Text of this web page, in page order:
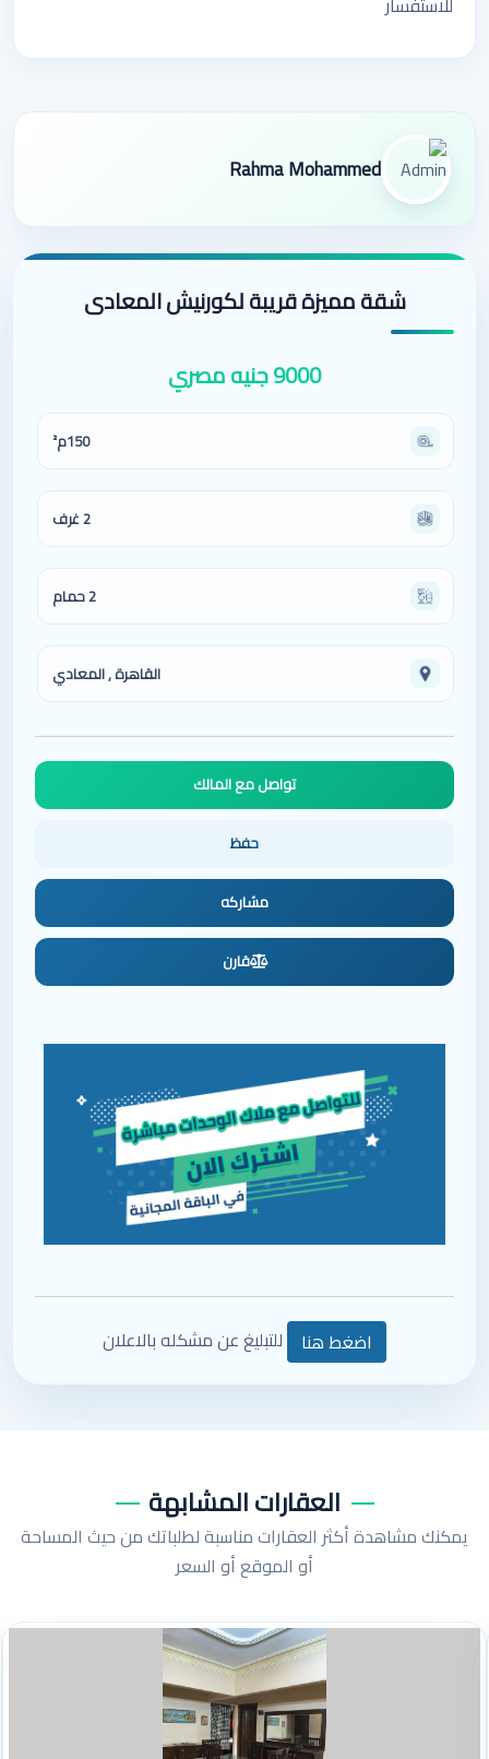
شقة مميزة قريبة لكورنيش المعادى
9000 جنيه مصري
150م²
2 غرف
2 حمام
القاهرة , المعادي
مشاركه
قارن
اضغط هنا للتبليغ عن مشكله بالاعلان
Rahma Mohammed
العقارات المشابهة
يمكنك مشاهدة أكثر العقارات مناسبة لطلباتك من حيث المساحة
أو الموقع أو السعر